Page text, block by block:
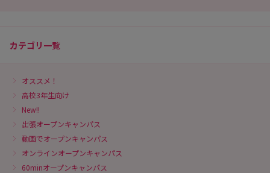
カテゴリ一覧
オススメ！
高校3年生向け
New!!
出張オープンキャンパス
動画でオープンキャンパス
オンラインオープンキャンパス
60minオープンキャンパス